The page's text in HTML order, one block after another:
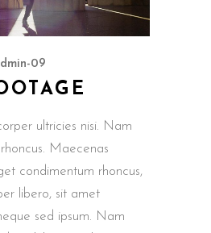
09
ultricies nisi. Nam
Maecenas
condimentum rhoncus,
libero, sit amet
sed ipsum. Nam